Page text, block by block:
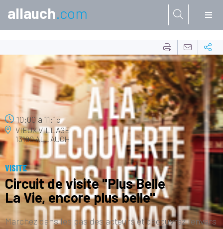
allauch.com
16
JUIL.
10:00 à11:15
VIEUX VILLAGE
13190 ALLAUCH
VISITE
Circuit de visite "Plus Belle
La Vie, encore plus belle"
Marchez dans les pas des acteurs et découvrez l’envers